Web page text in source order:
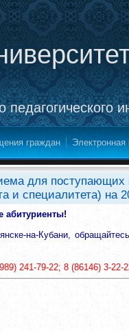
граждан
для
и специалитета) на
абитуриенты!
на-Кубани,
241-79-22; 8 (86146) 3-22-